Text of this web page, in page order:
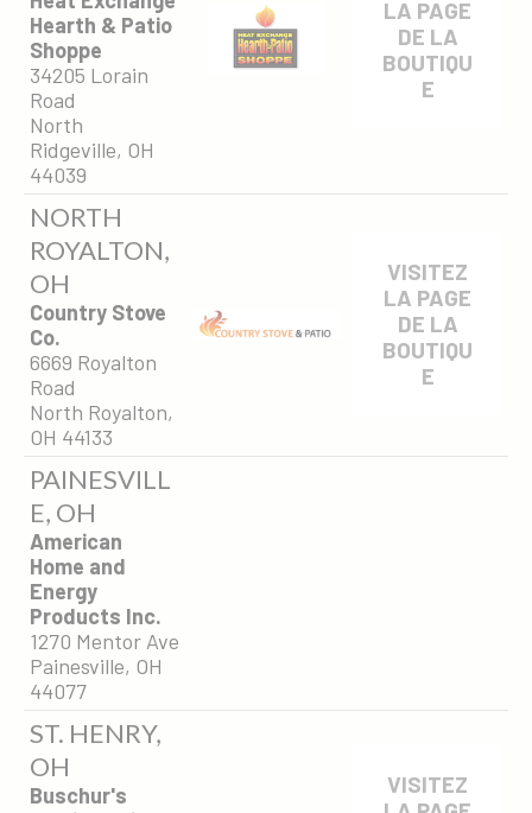
Hearth & Patio
Shoppe
34205 Lorain
Road
North
Ridgeville, OH
44039
LA PAGE
DE LA
BOUTIQU
E
NORTH
ROYALTON,
OH
Country Stove
Co.
6669 Royalton
Road
North Royalton,
OH 44133
VISITEZ
LA PAGE
DE LA
BOUTIQU
E
PAINESVILL
E, OH
American
Home and
Energy
Products Inc.
1270 Mentor Ave
Painesville, OH
44077
ST. HENRY,
OH
Buschur's
VISITEZ